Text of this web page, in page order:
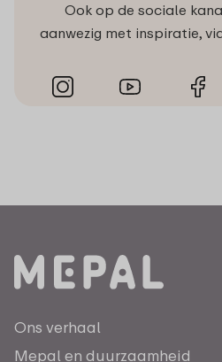
Ook op de sociale
aanwezig met inspiratie,
Ons verhaal
Mepal en duurzaamheid